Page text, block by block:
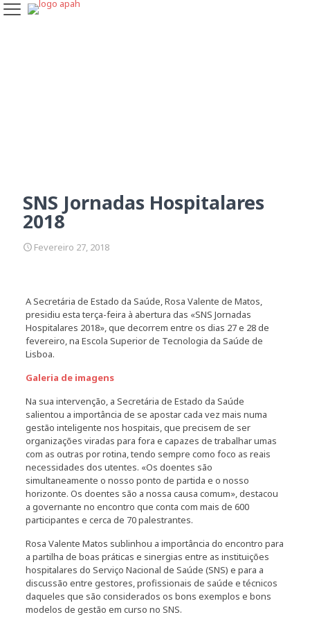
SNS Jornadas Hospitalares
2018
Fevereiro 27, 2018
A Secretária de Estado da Saúde, Rosa Valente de Matos,
presidiu esta terça-feira à abertura das «SNS Jornadas
Hospitalares 2018», que decorrem entre os dias 27 e 28 de
fevereiro, na Escola Superior de Tecnologia da Saúde de
Lisboa.
Galeria de imagens
Na sua intervenção, a Secretária de Estado da Saúde
salientou a importância de se apostar cada vez mais numa
gestão inteligente nos hospitais, que precisem de ser
organizações viradas para fora e capazes de trabalhar umas
com as outras por rotina, tendo sempre como foco as reais
necessidades dos utentes. «Os doentes são
simultaneamente o nosso ponto de partida e o nosso
horizonte. Os doentes são a nossa causa comum», destacou
a governante no encontro que conta com mais de 600
participantes e cerca de 70 palestrantes.
Rosa Valente Matos sublinhou a importância do encontro para
a partilha de boas práticas e sinergias entre as instituições
hospitalares do Serviço Nacional de Saúde (SNS) e para a
discussão entre gestores, profissionais de saúde e técnicos
daqueles que são considerados os bons exemplos e bons
modelos de gestão em curso no SNS.